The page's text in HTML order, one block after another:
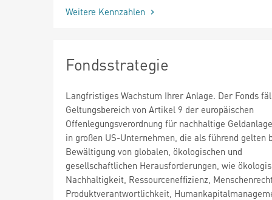
Weitere Kennzahlen
Fondsstrategie
Langfristiges Wachstum Ihrer Anlage. Der Fonds
Geltungsbereich von Artikel 9 der europäischen
Offenlegungsverordnung für nachhaltige
in großen US-Unternehmen, die als führend gelten
Bewältigung von globalen, ökologischen und
gesellschaftlichen Herausforderungen, wie
Nachhaltigkeit, Ressourceneffizienz,
Produktverantwortlichkeit,